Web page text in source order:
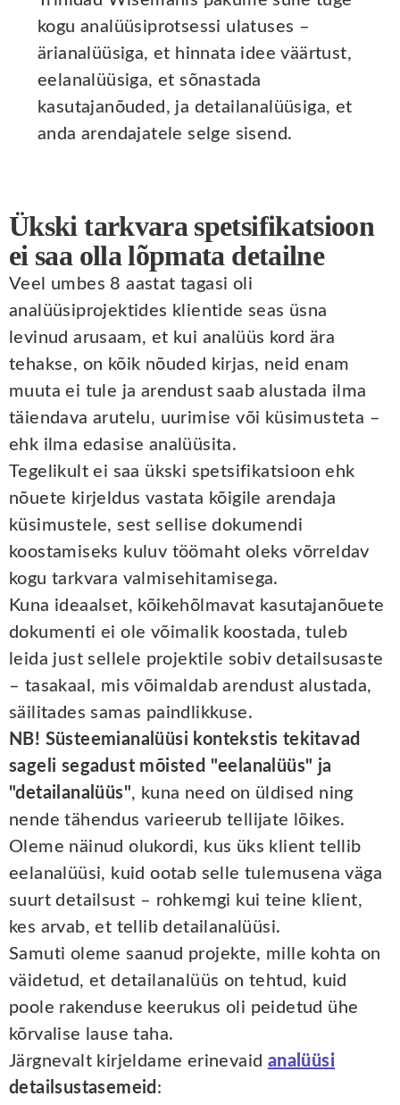
kogu analüüsiprotsessi ulatuses –
ärianalüüsiga, et hinnata idee väärtust,
eelanalüüsiga, et sõnastada
kasutajanõuded, ja detailanalüüsiga, et
anda arendajatele selge sisend.
Ükski tarkvara spetsifikatsioon
ei saa olla lõpmata detailne
Veel umbes 8 aastat tagasi oli
analüüsiprojektides klientide seas üsna
levinud arusaam, et kui analüüs kord ära
tehakse, on kõik nõuded kirjas, neid enam
muuta ei tule ja arendust saab alustada ilma
täiendava arutelu, uurimise või küsimusteta –
ehk ilma edasise analüüsita.
Tegelikult ei saa ükski spetsifikatsioon ehk
nõuete kirjeldus vastata kõigile arendaja
küsimustele, sest sellise dokumendi
koostamiseks kuluv töömaht oleks võrreldav
kogu tarkvara valmisehitamisega.
Kuna ideaalset, kõikehõlmavat kasutajanõuete
dokumenti ei ole võimalik koostada, tuleb
leida just sellele projektile sobiv detailsusaste
– tasakaal, mis võimaldab arendust alustada,
säilitades samas paindlikkuse.
NB! Süsteemianalüüsi kontekstis tekitavad
sageli segadust mõisted "eelanalüüs" ja
"detailanalüüs", kuna need on üldised ning
nende tähendus varieerub tellijate lõikes.
Oleme näinud olukordi, kus üks klient tellib
eelanalüüsi, kuid ootab selle tulemusena väga
suurt detailsust – rohkemgi kui teine klient,
kes arvab, et tellib detailanalüüsi.
Samuti oleme saanud projekte, mille kohta on
väidetud, et detailanalüüs on tehtud, kuid
poole rakenduse keerukus oli peidetud ühe
kõrvalise lause taha.
Järgnevalt kirjeldame erinevaid analüüsi
detailsustasemeid :